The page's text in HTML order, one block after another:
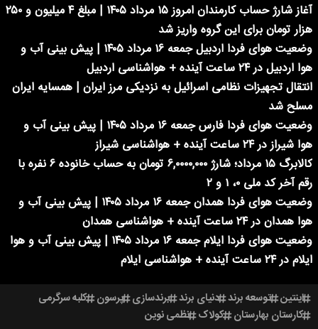
آغاز شارژ حساب کارمندان امروز ۱۵ مرداد ۱۴۰۵ | مبلغ ۴ میلیون و ۲۵۰
هزار تومان برای این گروه واریز شد
وضعیت هوای فردا اردبیل جمعه ۱۶ مرداد ۱۴۰۵ | پیش بینی آب و
هوا اردبیل در ۲۴ ساعت آینده + هواشناسی اردبیل
انتقال تجهیزات نظامی اسرائیل به نزدیکی مرز ایران | همسایه ایران
مسلح شد
وضعیت هوای فردا فارس جمعه ۱۶ مرداد ۱۴۰۵ | پیش بینی آب و
هوا شیراز در ۲۴ ساعت آینده + هواشناسی شیراز
کالابرگ ۱۵ مرداد؛ شارژ ۶,۰۰۰۰,۰۰۰ تومان به حساب خانوده ۶ نفره با
رقم آخر کد ملی ۰، ۱ و ۲
وضعیت هوای فردا همدان جمعه ۱۶ مرداد ۱۴۰۵ | پیش بینی آب و
هوا همدان در ۲۴ ساعت آینده + هواشناسی همدان
وضعیت هوای فردا ایلام جمعه ۱۶ مرداد ۱۴۰۵ | پیش بینی آب و هوا
ایلام در ۲۴ ساعت آینده + هواشناسی ایلام
اینتین توسعه برند دنیای برند برندسازی پرسون کلبه سرگرمی
کارستان بهارستان کولاک نظمی نوین